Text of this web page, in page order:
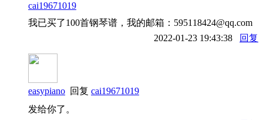
cai19671019
我已买了100首钢琴谱，我的邮箱：595118424@qq.com
2022-01-23 19:43:38
回复
easypiano 回复 cai19671019
发给你了。